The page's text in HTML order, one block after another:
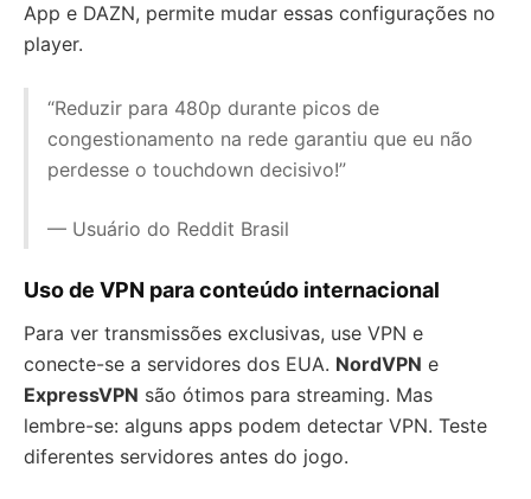
App e DAZN, permite mudar essas configurações no
player.
“Reduzir para 480p durante picos de
congestionamento na rede garantiu que eu não
perdesse o touchdown decisivo!”
— Usuário do Reddit Brasil
Uso de VPN para conteúdo internacional
Para ver transmissões exclusivas, use VPN e
conecte-se a servidores dos EUA. NordVPN e
ExpressVPN são ótimos para streaming. Mas
lembre-se: alguns apps podem detectar VPN. Teste
diferentes servidores antes do jogo.